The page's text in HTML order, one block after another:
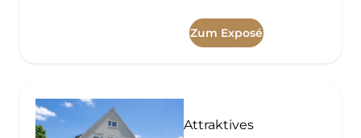
Zum Exposé
Attraktives